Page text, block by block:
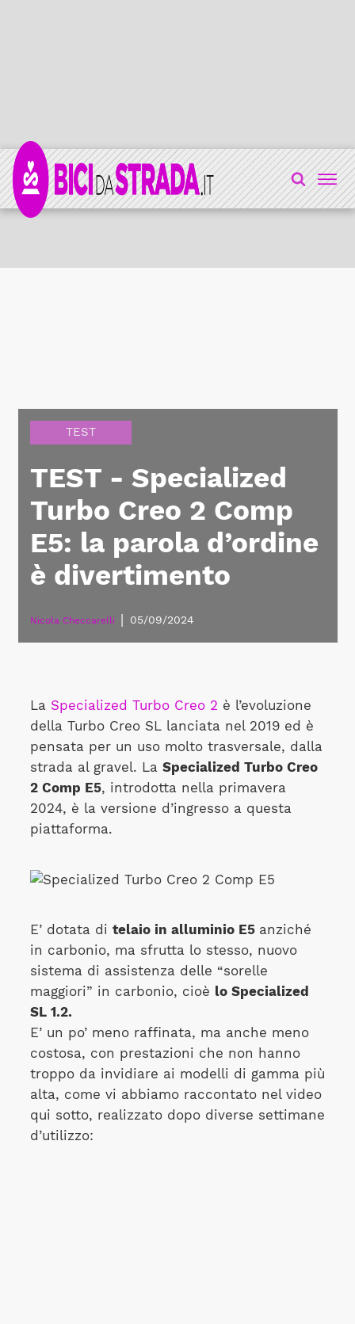
TEST
TEST - Specialized
Turbo Creo 2 Comp
E5: la parola d’ordine
è divertimento
Nicola Checcarelli 05/09/2024
LaSpecialized Turbo Creo 2 è l’evoluzione
della Turbo Creo SL lanciata nel 2019 ed è
pensata per un uso molto trasversale, dalla
strada al gravel. La Specialized Turbo Creo
2 Comp E5, introdotta nella primavera
2024, è la versione d’ingresso a questa
piattaforma.
E’ dotata di telaio in alluminio E5 anziché
in carbonio, ma sfrutta lo stesso, nuovo
sistema di assistenza delle “sorelle
maggiori” in carbonio, cioè lo Specialized
SL 1.2.
E’ un po’ meno raffinata, ma anche meno
costosa, con prestazioni che non hanno
troppo da invidiare ai modelli di gamma più
alta, come vi abbiamo raccontato nel video
qui sotto, realizzato dopo diverse settimane
d’utilizzo: